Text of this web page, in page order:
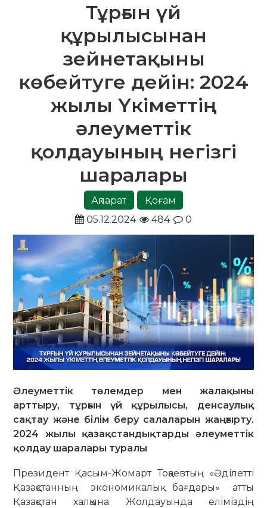
Тұрғын үй
құрылысынан
зейнетақыны
көбейтуге дейін: 2024
жылы Үкіметтің
әлеуметтік
қолдауының негізгі
шаралары
Ақпарат
Қоғам
05.12.2024
484 0
Әлеуметтік төлемдер мен жалақыны
арттыру, тұрғын үй құрылысы, денсаулық
сақтау және білім беру салаларын жаңғырту.
2024 жылы қазақстандықтарды әлеуметтік
қолдау шаралары туралы
Президент Қасым-Жомарт Тоқаевтың «Әділетті
Қазақстанның экономикалық бағдары» атты
Қазақстан халқына Жолдауында еліміздің